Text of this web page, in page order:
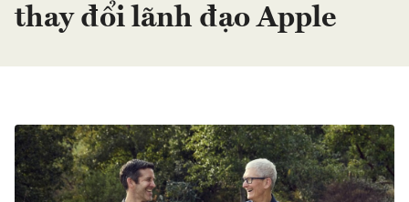
thay đổi lãnh đạo Apple